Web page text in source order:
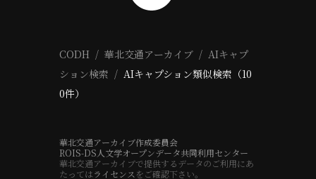
CODH 華北交通アーカイブ
AIキャプ
ション検索
AIキャプション類似検索（10
0件）
華北交通アーカイブ作成委員会
ROIS-DS人文学オープンデータ共同利用センター
華北交通アーカイブで提供するデータのご利用にあ
たってはライセンス をご確認下さい。